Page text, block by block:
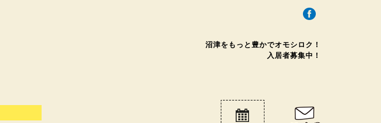
沼津をもっと豊かでオモシロク！
入居者募集中！